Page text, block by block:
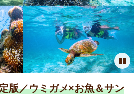
版／ウミガメ×お魚＆サン